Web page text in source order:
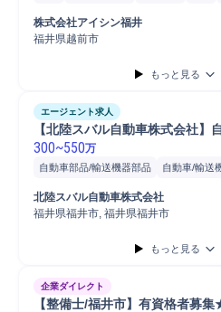
予知保全
予防保全
自動車/輸送機械
株式会社アイシン福井
福井県越前市
もっと見る
エージェント求人
【北陸スバル自動車株式会社】
300~550万
自動車部品/輸送機器部品 自動車/輸送
顧客対応
自動車 定期点検
メンテナンス
ヒアリング
北陸スバル自動車株式会社
福井県福井市, 福井県福井市
もっと見る
企業ダイレクト
【整備士/福井市】有資格者募